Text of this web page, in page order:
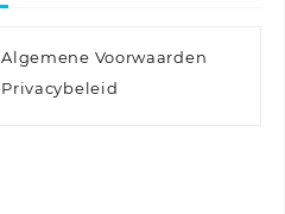
Algemene Voorwaarden
Privacybeleid